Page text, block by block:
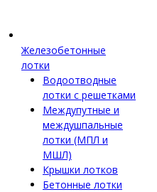
Железобетонные
лотки
Водоотводные
лотки с решетками
Междупутные и
междушпальные
лотки (МПЛ и
МШЛ)
Крышки лотков
Бетонные лотки